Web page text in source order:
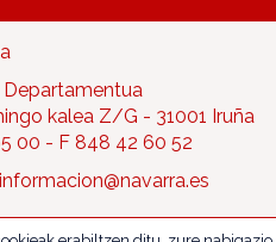
kalea Z/G - 31001 Iruña
00 - F 848 42 60 52